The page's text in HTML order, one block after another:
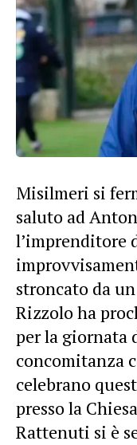
Misilmeri si
saluto ad
l’imprenditore
stroncato da
Rizzolo ha
per la giornata
concomitanza
celebrano
presso la
Rattenuti si è